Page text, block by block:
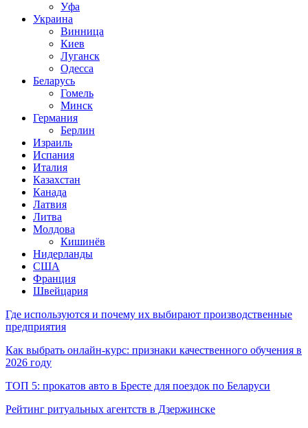
Уфа
Украина
Винница
Киев
Луганск
Одесса
Беларусь
Гомель
Минск
Германия
Берлин
Израиль
Испания
Италия
Казахстан
Канада
Латвия
Литва
Молдова
Кишинёв
Нидерланды
США
Франция
Швейцария
Где используются и почему их выбирают производственные
предприятия
Как выбрать онлайн-курс: признаки качественного обучения в
2026 году
ТОП 5: прокатов авто в Бресте для поездок по Беларуси
Рейтинг ритуальных агентств в Дзержинске